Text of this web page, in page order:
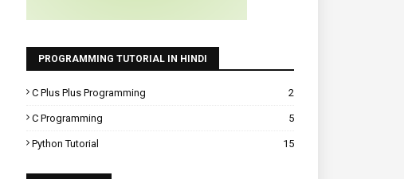
PROGRAMMING TUTORIAL IN HINDI
C Plus Plus Programming 2
C Programming 5
Python Tutorial 15